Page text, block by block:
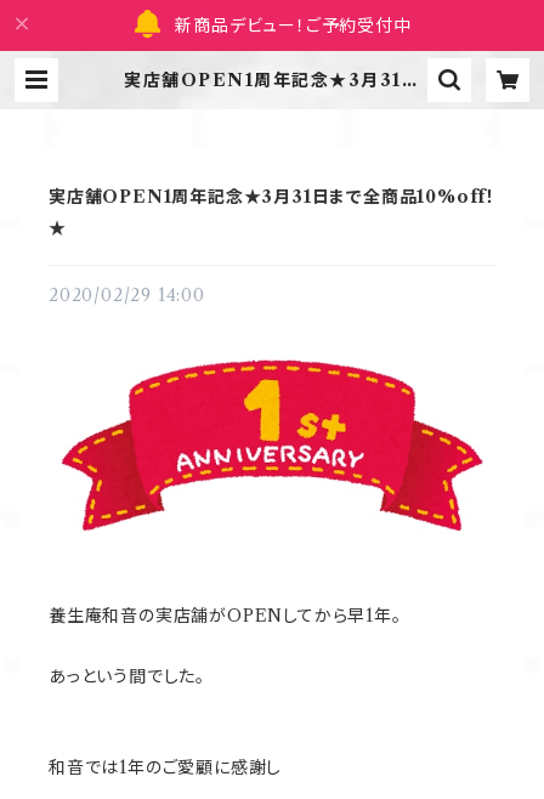
新商品デビュー！ご予約受付中
実店舗OPEN1周年記念★3月31日
実店舗OPEN1周年記念★3月31日まで全商品10%off！
★
2020/02/29 14:00
養生庵和音の実店舗がOPENしてから早1年。
あっという間でした。
和音では1年のご愛顧に感謝し